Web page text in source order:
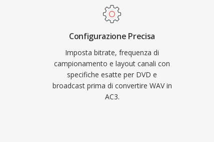
e televisivi.
TV e set-top box
su un&#039;enormeConfigurazione Precisa
Imposta bitrate, frequenza di
campionamento e layout canali con
specifiche esatte per DVD e
broadcast prima di convertire WAV in
AC3.